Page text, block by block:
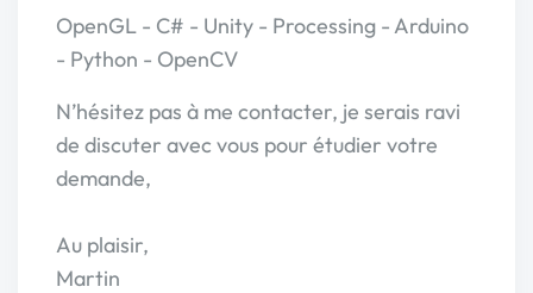
OpenGL - C# - Unity - Processing - Arduino
- Python - OpenCV
N’hésitez pas à me contacter, je serais ravi
de discuter avec vous pour étudier votre
demande,
Au plaisir,
Martin